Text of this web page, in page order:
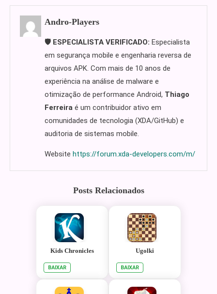
Andro-Players
🛡️ ESPECIALISTA VERIFICADO: Especialista
em segurança mobile e engenharia reversa de
arquivos APK. Com mais de 10 anos de
experiência na análise de malware e
otimização de performance Android, Thiago
Ferreira é um contribuidor ativo em
comunidades de tecnologia (XDA/GitHub) e
auditoria de sistemas mobile.
Website https://forum.xda-developers.com/m/
Posts Relacionados
Kids Chronicles
BAIXAR
Ugolki
BAIXAR